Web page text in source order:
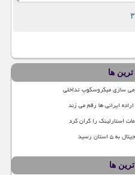
ترین ها
سازی میکروسکوپ تداخلی
ایرانی ها رقم می زند
استارلینک را گران کرد
رسید
ها